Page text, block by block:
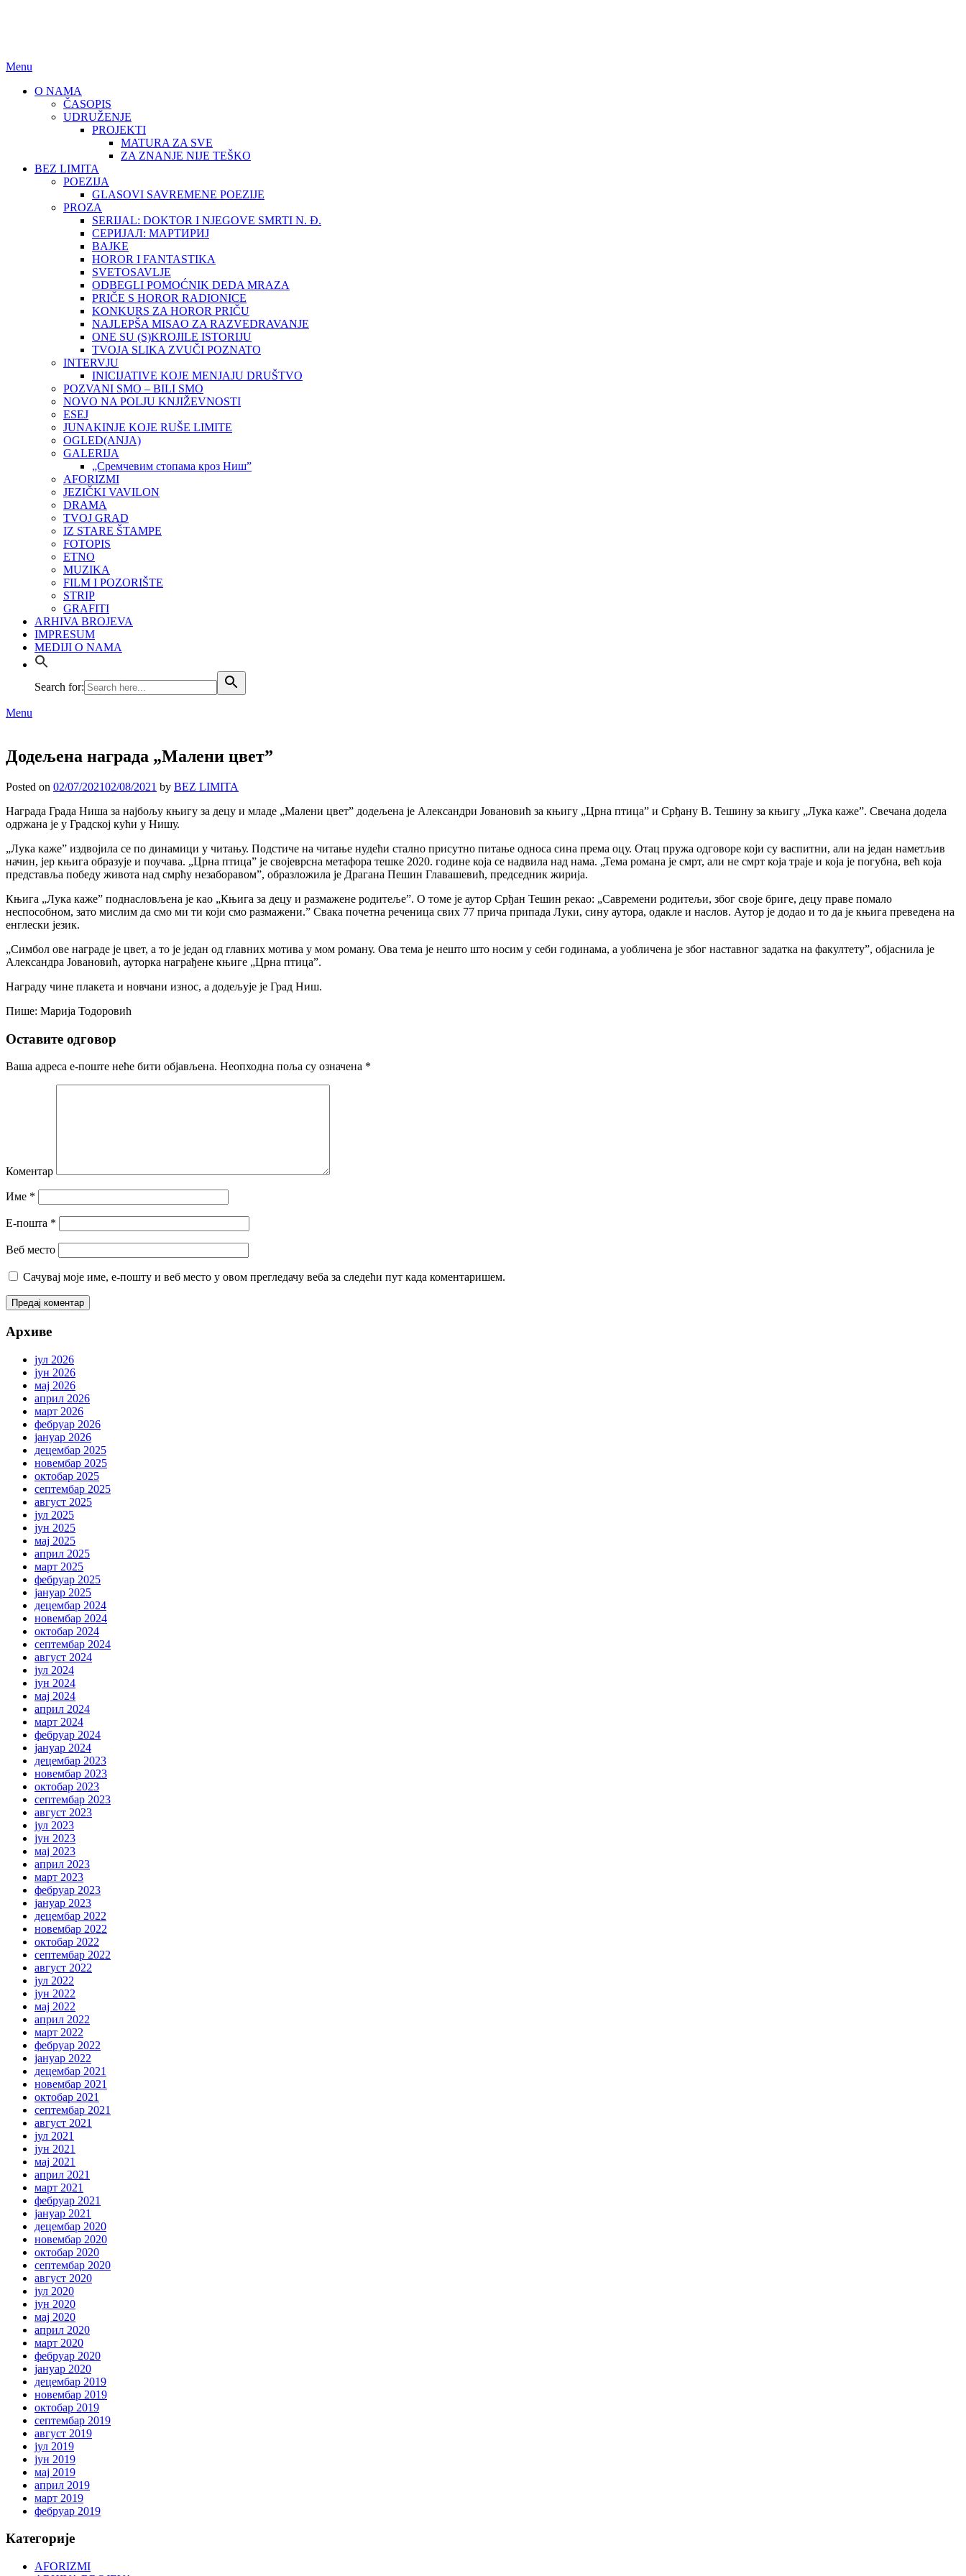
Menu
O NAMA
ČASOPIS
UDRUŽENJE
PROJEKTI
MATURA ZA SVE
ZA ZNANJE NIJE TEŠKO
BEZ LIMITA
POEZIJA
GLASOVI SAVREMENE POEZIJE
PROZA
SERIJAL: DOKTOR I NJEGOVE SMRTI N. Đ.
СЕРИЈАЛ: МАРТИРИЈ
BAJKE
HOROR I FANTASTIKA
SVETOSAVLJE
ODBEGLI POMOĆNIK DEDA MRAZA
PRIČE S HOROR RADIONICE
KONKURS ZA HOROR PRIČU
NAJLEPŠA MISAO ZA RAZVEDRAVANJE
ONE SU (S)KROJILE ISTORIJU
TVOJA SLIKA ZVUČI POZNATO
INTERVJU
INICIJATIVE KOJE MENJAJU DRUŠTVO
POZVANI SMO – BILI SMO
NOVO NA POLJU KNJIŽEVNOSTI
ESEJ
JUNAKINJE KOJE RUŠE LIMITE
OGLED(ANJA)
GALERIJA
„Сремчевим стопама кроз Ниш”
AFORIZMI
JEZIČKI VAVILON
DRAMA
TVOJ GRAD
IZ STARE ŠTAMPE
FOTOPIS
ETNO
MUZIKA
FILM I POZORIŠTE
STRIP
GRAFITI
ARHIVA BROJEVA
IMPRESUM
MEDIJI O NAMA
Search for:
Menu
Додељена награда „Малени цвет”
Posted on 02/07/202102/08/2021 by BEZ LIMITA
Награда Града Ниша за најбољу књигу за децу и младе „Малени цвет” додељена је Александри Јовановић за књигу „Црна птица” и Срђану В. Тешину за књигу „Лука каже”. Свечана додела
одржана је у Градској кући у Нишу.
„Лука каже” издвојила се по динамици у читању. Подстиче на читање нудећи стално присутно питање односа сина према оцу. Отац пружа одговоре који су васпитни, али на један наметљив
начин, јер књига образује и поучава. „Црна птица” је својеврсна метафора тешке 2020. године која се надвила над нама. „Тема романа је смрт, али не смрт која траје и која је погубна, већ која
представља победу живота над смрћу незаборавом”, образложила је Драгана Пешин Главашевић, председник жирија.
Књига „Лука каже” поднасловљена је као „Књига за децу и размажене родитеље”. О томе је аутор Срђан Тешин рекао: „Савремени родитељи, због своје бриге, децу праве помало
неспособном, зато мислим да смо ми ти који смо размажени.” Свака почетна реченица свих 77 прича припада Луки, сину аутора, одакле и наслов. Аутор је додао и то да је књига преведена на
енглески језик.
„Симбол ове награде је цвет, а то је један од главних мотива у мом роману. Ова тема је нешто што носим у себи годинама, а уобличена је због наставног задатка на факултету”, објаснила је
Александра Јовановић, ауторка награђене књиге „Црна птица”.
Награду чине плакета и новчани износ, а додељује је Град Ниш.
Пише: Марија Тодоровић
Оставите одговор
Ваша адреса е-поште неће бити објављена. Неопходна поља су означена *
Коментар
Име *
Е-пошта *
Веб место
Сачувај моје име, е-пошту и веб место у овом прегледачу веба за следећи пут када коментаришем.
Архиве
јул 2026
јун 2026
мај 2026
април 2026
март 2026
фебруар 2026
јануар 2026
децембар 2025
новембар 2025
октобар 2025
септембар 2025
август 2025
јул 2025
јун 2025
мај 2025
април 2025
март 2025
фебруар 2025
јануар 2025
децембар 2024
новембар 2024
октобар 2024
септембар 2024
август 2024
јул 2024
јун 2024
мај 2024
април 2024
март 2024
фебруар 2024
јануар 2024
децембар 2023
новембар 2023
октобар 2023
септембар 2023
август 2023
јул 2023
јун 2023
мај 2023
април 2023
март 2023
фебруар 2023
јануар 2023
децембар 2022
новембар 2022
октобар 2022
септембар 2022
август 2022
јул 2022
јун 2022
мај 2022
април 2022
март 2022
фебруар 2022
јануар 2022
децембар 2021
новембар 2021
октобар 2021
септембар 2021
август 2021
јул 2021
јун 2021
мај 2021
април 2021
март 2021
фебруар 2021
јануар 2021
децембар 2020
новембар 2020
октобар 2020
септембар 2020
август 2020
јул 2020
јун 2020
мај 2020
април 2020
март 2020
фебруар 2020
јануар 2020
децембар 2019
новембар 2019
октобар 2019
септембар 2019
август 2019
јул 2019
јун 2019
мај 2019
април 2019
март 2019
фебруар 2019
Категорије
AFORIZMI